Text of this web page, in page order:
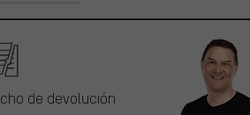
de devolución